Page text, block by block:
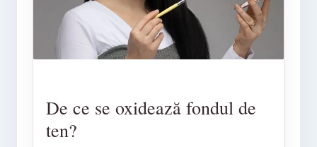
De ce se oxidează fondul de
ten?